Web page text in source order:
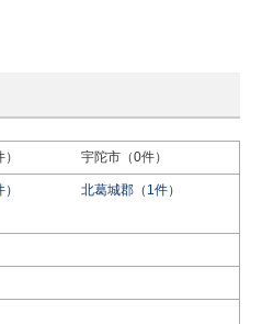
宇陀市（0件）
北葛城郡（1件）